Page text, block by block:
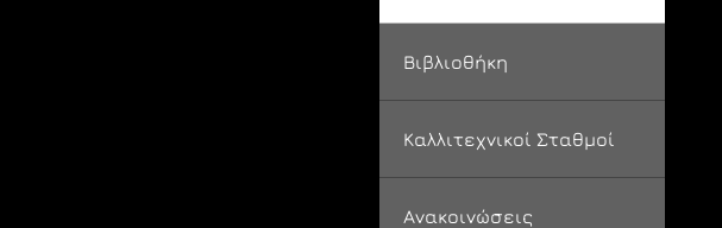
Βιβλιοθήκη
Καλλιτεχνικοί Σταθμοί
Ανακοινώσεις